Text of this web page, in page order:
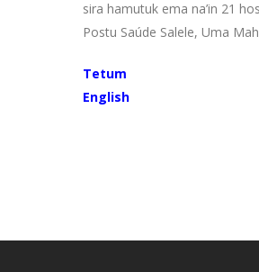
sira hamutuk ema na’in 21
Postu Saúde Salele, Uma
Tetum
English